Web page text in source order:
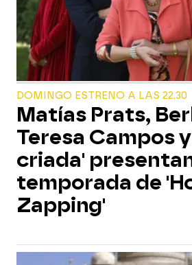
DOMINGO ESTRENO A LAS 22.30
Matías Prats,
Teresa Campos
criada'
temporada de
Zapping'